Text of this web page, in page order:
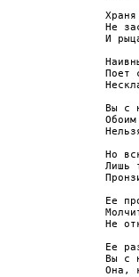
Не
И
Поет
Вы с
Но
Лишь
Ее
Не
Ее
Вы с
Она,